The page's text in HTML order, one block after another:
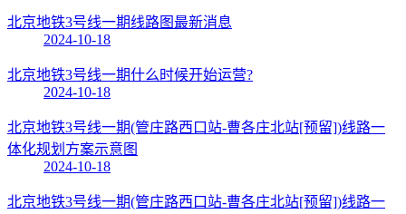
北京地铁3号线一期线路图最新消息
2024-10-18
北京地铁3号线一期什么时候开始运营?
2024-10-18
北京地铁3号线一期(管庄路西口站-曹各庄北站[预留])线路一
体化规划方案示意图
2024-10-18
北京地铁3号线一期(管庄路西口站-曹各庄北站[预留])线路一